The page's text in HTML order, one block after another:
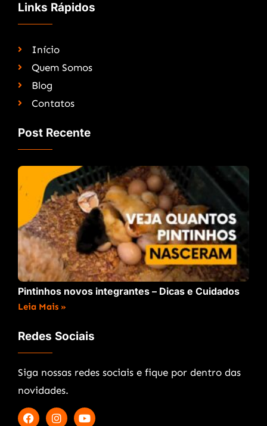
Links Rápidos
Início
Quem Somos
Blog
Contatos
Post Recente
Pintinhos novos integrantes – Dicas e Cuidados
Leia Mais »
Redes Sociais
Siga nossas redes sociais e fique por dentro das
novidades.